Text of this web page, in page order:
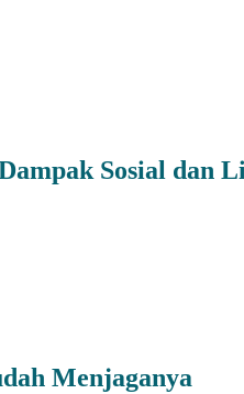
Sosial dan
Menjaganya